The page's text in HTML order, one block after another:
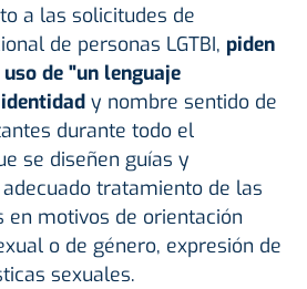
a las solicitudes de
de personas LGTBI, piden
de "un lenguaje
y nombre sentido de
durante todo el
se diseñen guías y
tratamiento de las
en motivos de orientación
o de género, expresión de
sexuales.